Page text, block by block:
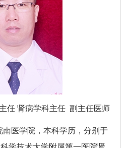
任 肾病学科主任 副主任医师
南医学院，本科学历，分别于